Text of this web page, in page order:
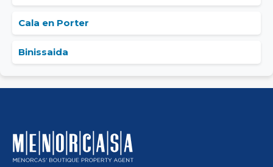
Cala en Porter
Binissaida